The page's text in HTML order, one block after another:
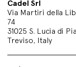
Cadel Srl
Via Martiri della
74
31025 S. Lucia di
Treviso, Italy